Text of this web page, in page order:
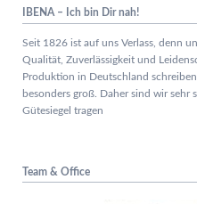
IBENA – Ich bin Dir nah!
Seit 1826 ist auf uns Verlass, denn
Qualität, Zuverlässigkeit und
Produktion in Deutschland
besonders groß. Daher sind wir sehr
Gütesiegel tragen
Team & Office